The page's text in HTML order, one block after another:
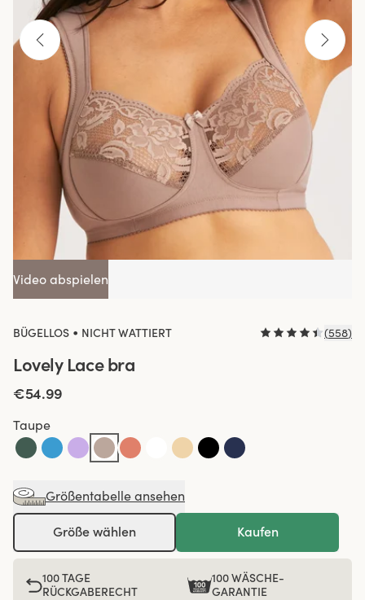
Video abspielen
BÜGELLOS • NICHT WATTIERT (558)
Lovely Lace bra
€54.99
Taupe
Größentabelle ansehen
Größe wählen Kaufen
100 TAGE
RÜCKGABERECHT
100 WÄSCHE-
GARANTIE